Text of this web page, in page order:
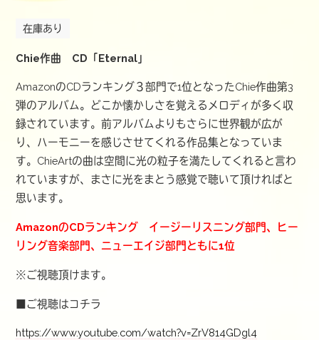
在庫あり
Chie作曲 CD「Eternal」
AmazonのCDランキング３部門で1位となったChie作曲第3
弾のアルバム。どこか懐かしさを覚えるメロディが多く収
録されています。前アルバムよりもさらに世界観が広が
り、ハーモニーを感じさせてくれる作品集となっていま
す。ChieArtの曲は空間に光の粒子を満たしてくれると言わ
れていますが、 まさに光をまとう感覚で聴いて頂ければと
思います。
AmazonのCDランキング イージーリスニング部門、ヒー
リング音楽部門、ニューエイジ部門ともに1位
※ご視聴頂けます。
■ご視聴はコチラ
https://www.youtube.com/watch?v=ZrV814GDgl4